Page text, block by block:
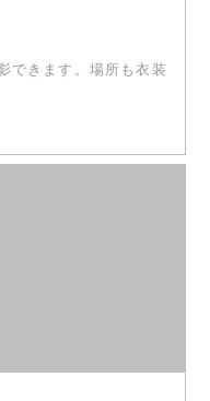
できます。場所も衣装